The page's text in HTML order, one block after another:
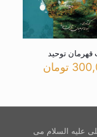
قهرمان توحید
تومان
علیه السلام می